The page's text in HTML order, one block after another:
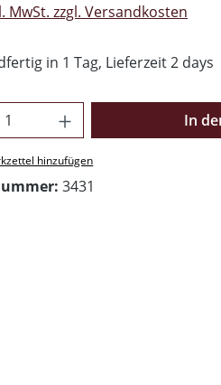
MwSt. zzgl. Versandkosten
in 1 Tag, Lieferzeit 2 days
Anzahl: Gib denIn
hinzufügen
3431